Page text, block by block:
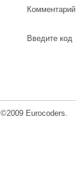
Комментарий
Введите код
©2009 Eurocoders.